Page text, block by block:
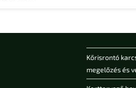
Kőrisrontó
megelőzés és